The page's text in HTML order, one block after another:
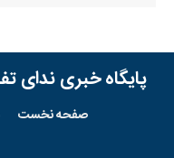
پایگاه خبری ندای
صفحه نخست